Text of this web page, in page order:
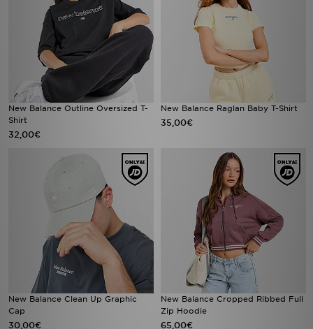
New Balance Outline Oversized T-
Shirt
32,00€
New Balance Raglan Baby T-Shirt
35,00€
New Balance Clean Up Graphic
Cap
30,00€
New Balance Cropped Ribbed Full
Zip Hoodie
65,00€